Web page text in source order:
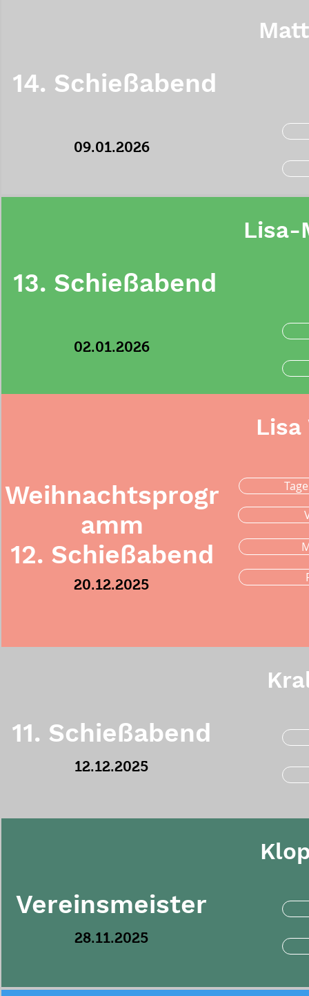
14. Schießabend
09.01.2026
13. Schießabend
02.01.2026
Lisa-
Weihnachtsprogr
amm
12. Schießabend
20.12.2025
11. Schießabend
12.12.2025
Vereinsmeister
28.11.2025